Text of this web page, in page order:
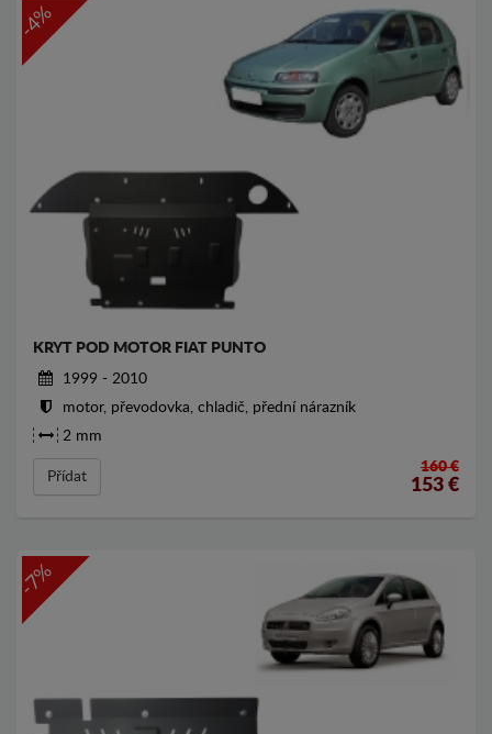
-4%
KRYT POD MOTOR FIAT PUNTO
1999 - 2010
motor, převodovka, chladič, přední nárazník
2 mm
Přídat
160 €
153 €
-7%